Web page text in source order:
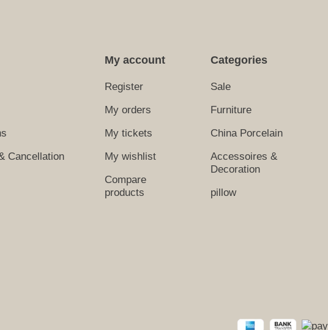
Cancellation
My account
Register
My orders
My tickets
My wishlist
Compare
products
Categories
Sale
Furniture
China Porcelain
Accessoires &
Decoration
pillow